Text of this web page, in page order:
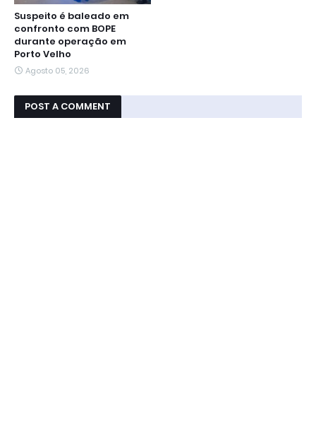
Suspeito é baleado em
confronto com BOPE
durante operação em
Porto Velho
Agosto 05, 2026
POST A COMMENT